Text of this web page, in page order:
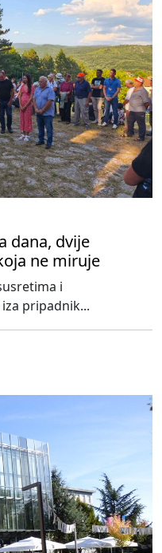
dana, dvije
ne miruje
i
pripadnik...